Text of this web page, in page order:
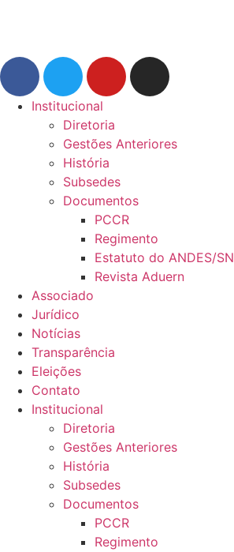
Institucional
Diretoria
Gestões Anteriores
História
Subsedes
Documentos
PCCR
Regimento
Estatuto do ANDES/SN
Revista Aduern
Associado
Jurídico
Notícias
Transparência
Eleições
Contato
Institucional
Diretoria
Gestões Anteriores
História
Subsedes
Documentos
PCCR
Regimento